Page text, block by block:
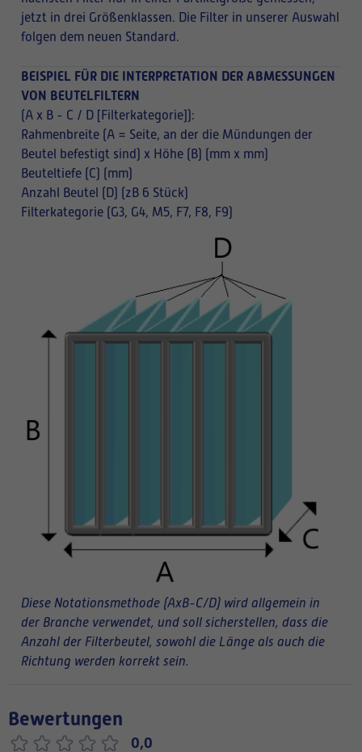
jetzt in drei Größenklassen. Die Filter in unserer Auswahl
folgen dem neuen Standard.
BEISPIEL FÜR DIE INTERPRETATION DER ABMESSUNGEN
VON BEUTELFILTERN
(A x B - C / D [Filterkategorie]):
Rahmenbreite (A = Seite, an der die Mündungen der
Beutel befestigt sind) x Höhe (B) (mm x mm)
Beuteltiefe (C) (mm)
Anzahl Beutel (D) (zB 6 Stück)
Filterkategorie (G3, G4, M5, F7, F8, F9)
Diese Notationsmethode (AxB-C/D) wird allgemein in
der Branche verwendet, und soll sicherstellen, dass die
Anzahl der Filterbeutel, sowohl die Länge als auch die
Richtung werden korrekt sein.
Bewertungen
0,0